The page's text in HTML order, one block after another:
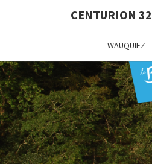
CENTURION 32
WAUQUIEZ